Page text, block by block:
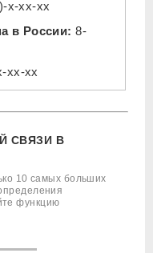
x-xx-xx
в России: 8-
xx-xx
СВЯЗИ В
10 самых больших
функцию